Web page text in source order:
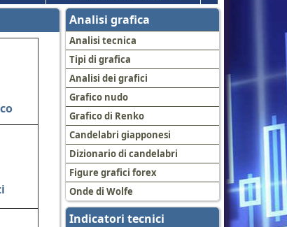
Analisi grafica
Analisi tecnica
Tipi di grafica
Analisi dei grafici
Grafico nudo
Grafico di Renko
Candelabri giapponesi
Dizionario di candelabri
Figure grafici forex
Onde di Wolfe
Indicatori tecnici